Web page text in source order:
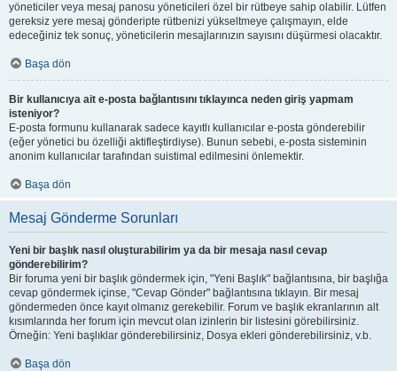
yöneticiler veya mesaj panosu yöneticileri özel bir rütbeye sahip olabilir. Lütfen
gereksiz yere mesaj gönderipte rütbenizi yükseltmeye çalışmayın, elde
edeceğiniz tek sonuç, yöneticilerin mesajlarınızın sayısını düşürmesi olacaktır.
Başa dön
Bir kullanıcıya ait e-posta bağlantısını tıklayınca neden giriş yapmam
isteniyor?
E-posta formunu kullanarak sadece kayıtlı kullanıcılar e-posta gönderebilir
(eğer yönetici bu özelliği aktifleştirdiyse). Bunun sebebi, e-posta sisteminin
anonim kullanıcılar tarafından suistimal edilmesini önlemektir.
Başa dön
Mesaj Gönderme Sorunları
Yeni bir başlık nasıl oluşturabilirim ya da bir mesaja nasıl cevap
gönderebilirim?
Bir foruma yeni bir başlık göndermek için, "Yeni Başlık" bağlantısına, bir başlığa
cevap göndermek içinse, "Cevap Gönder" bağlantısına tıklayın. Bir mesaj
göndermeden önce kayıt olmanız gerekebilir. Forum ve başlık ekranlarının alt
kısımlarında her forum için mevcut olan izinlerin bir listesini görebilirsiniz.
Örneğin: Yeni başlıklar gönderebilirsiniz, Dosya ekleri gönderebilirsiniz, v.b.
Başa dön